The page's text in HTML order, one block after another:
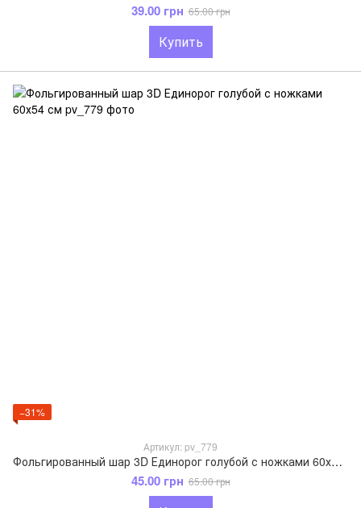
39.00 грн 65.00 грн
Купить
−31%
Артикул: pv_779
Фольгированный шар 3D Единорог голубой с ножками 60х54 см
45.00 грн 65.00 грн